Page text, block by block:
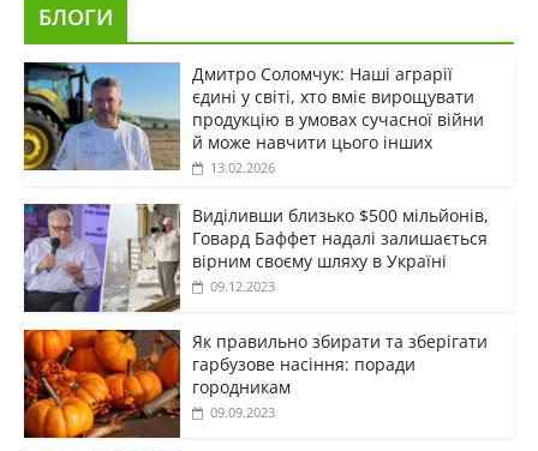
БЛОГИ
Дмитро Соломчук: Наші аграрії
єдині у світі, хто вміє вирощувати
продукцію в умовах сучасної війни
й може навчити цього інших
13.02.2026
Виділивши близько $500 мільйонів,
Говард Баффет надалі залишається
вірним своєму шляху в Україні
09.12.2023
Як правильно збирати та зберігати
гарбузове насіння: поради
городникам
09.09.2023